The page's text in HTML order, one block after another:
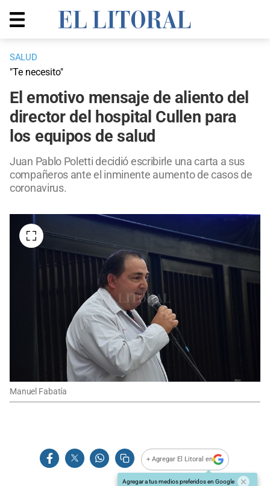
SALUD
"Te necesito"
El emotivo mensaje de aliento del
director del hospital Cullen para
los equipos de salud
Juan Pablo Poletti decidió escribirle una carta a sus
compañeros ante el inminente aumento de casos de
coronavirus.
Manuel Fabatía
+ Agregar El Litoral en
Agregar a tus medios preferidos en Google